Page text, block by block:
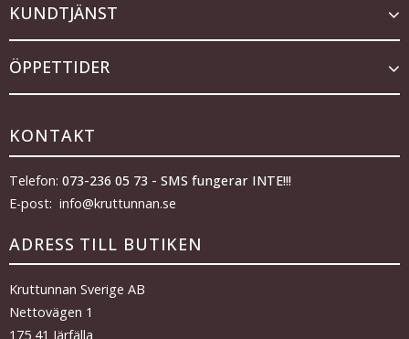
KUNDTJÄNST
ÖPPETTIDER
KONTAKT
Telefon: 073-236 05 73 - SMS fungerar INTE!!!
E-post: info@kruttunnan.se
ADRESS TILL BUTIKEN
Kruttunnan Sverige AB
Nettovägen 1
175 41 Järfälla